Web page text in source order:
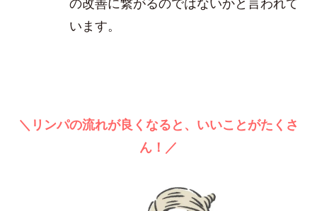
います。
＼リンパの流れが良くなると、いいことがたくさ
ん！／